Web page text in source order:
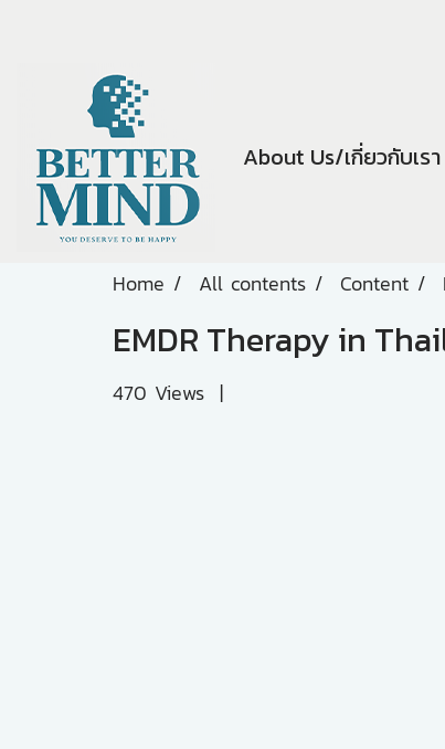
About Us/เกี่ยวกับเรา
Home All contents Content
EMDR Therapy in
470 Views |